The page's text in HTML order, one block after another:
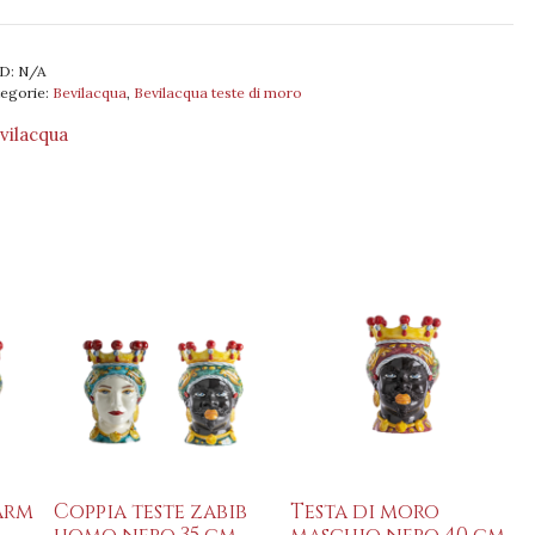
N/A
Bevilacqua, Bevilacqua teste di moro
Coppia teste zabib
Testa di moro